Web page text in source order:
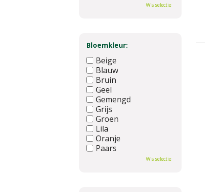
Wis selectie
Bloemkleur:
Beige
Blauw
Bruin
Geel
Gemengd
Grijs
Groen
Lila
Oranje
Paars
Wis selectie